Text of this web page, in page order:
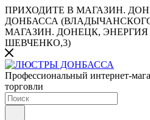
ПРИХОДИТЕ В МАГАЗИН.
ДОНБАССА
МАГАЗИН. ДОНЕЦК, ЭНЕРГИЯ
ШЕВЧЕНКО,3)
Профессиональный интернет-
торговли